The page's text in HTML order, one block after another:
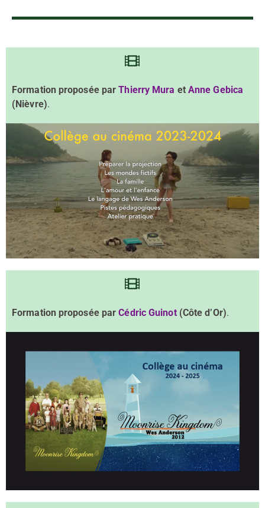
Formation proposée par Thierry Mura et Anne Gebica
(Nièvre).
Formation proposée par Cédric Guinot (Côte d’Or).